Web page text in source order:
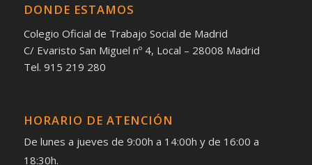
DONDE ESTAMOS
Colegio Oficial de Trabajo Social de Madrid
C/ Evaristo San Miguel nº 4, Local – 28008 Madrid
Tel. 915 219 280
HORARIO DE ATENCIÓN
De lunes a jueves de 9:00h a 14:00h y de 16:00 a
18:30h.